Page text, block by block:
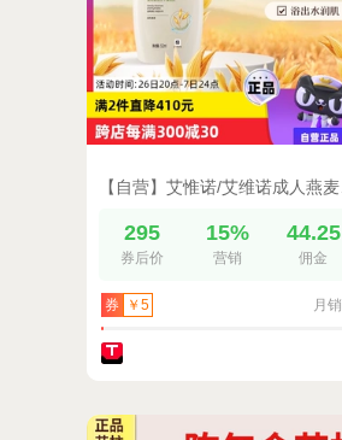
295
券后价
15%
营销
44.25
佣金
券 ￥5 月销